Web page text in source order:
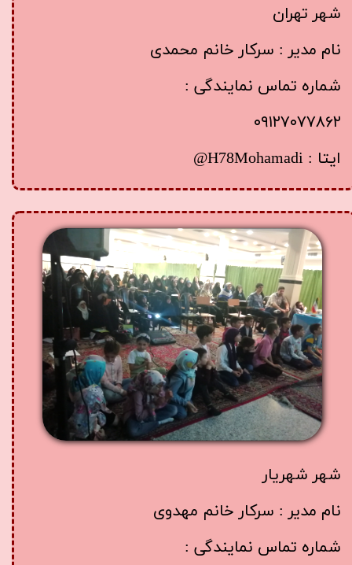
شهر شهریار
نام مدیر : سرکار خانم مهدوی
شماره تماس نمایندگی :
شهر تهران
نام مدیر : سرکار خانم محمدی
شماره تماس نمایندگی :
۰۹۱۲۷۰۷۷۸۶۲
ایتا : H78Mohamadi@